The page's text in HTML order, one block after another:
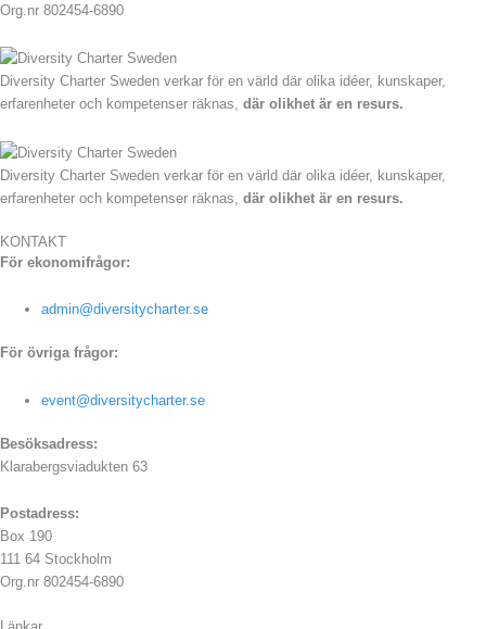
Org.nr 802454-6890
Diversity Charter Sweden verkar för en värld där olika idéer, kunskaper,
erfarenheter och kompetenser räknas, där olikhet är en resurs.
Diversity Charter Sweden verkar för en värld där olika idéer, kunskaper,
erfarenheter och kompetenser räknas, där olikhet är en resurs.
KONTAKT
För ekonomifrågor:
admin@diversitycharter.se
För övriga frågor:
event@diversitycharter.se
Besöksadress:
Klarabergsviadukten 63
Postadress:
Box 190
111 64 Stockholm
Org.nr 802454-6890